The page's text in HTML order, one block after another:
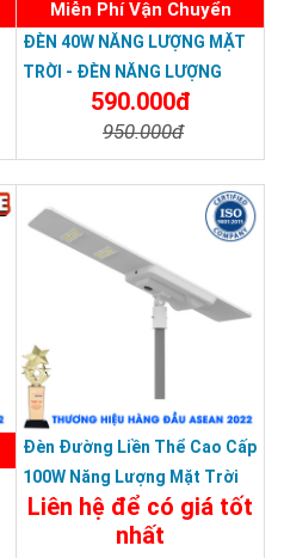
Miễn Phí Vận Chuyển
ĐÈN 40W NĂNG LƯỢNG MẶT
TRỜI - ĐÈN NĂNG LƯỢNG
MẶT TRỜI 40W Chỉ 590K -
Solar Light TOPSOLAR 40W
590.000đ
950.000đ
Đèn Đường Liền Thể Cao Cấp
100W Năng Lượng Mặt Trời
24V Bảo Hành 5 Năm
Liên hệ để có giá tốt
nhất